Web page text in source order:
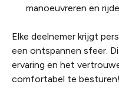
manoeuvreren en
Elke deelnemer krijgt
een ontspannen sfeer.
ervaring en het
comfortabel te besturen!